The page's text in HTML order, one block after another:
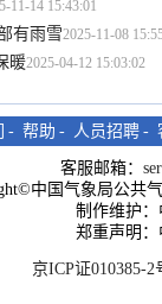
11-14 15:43:01
有雨雪2025-11-08
暖2025-04-12 15:03:02
- 帮助 - 人员招聘 -
客服邮箱：
中国气象局公共
制作维护
郑重声明
京ICP证010385-2